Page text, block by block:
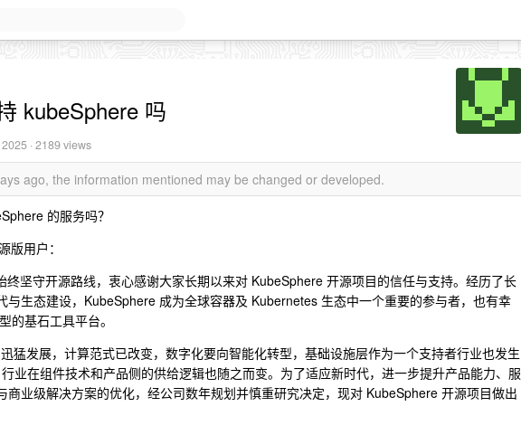
kubeSphere 吗
· 2189 views
ago, the information mentioned may be changed or developed.
的服务吗？
版用户：
终坚守开源路线，衷心感谢大家长期以来对 KubeSphere 开源项目的信任与支持。经历了长
与生态建设，KubeSphere 成为全球容器及 Kubernetes 生态中一个重要的参与者，也有幸
的基石工具平台。
猛发展，计算范式已改变，数字化要向智能化转型，基础设施层作为一个支持者行业也发生
业在组件技术和产品侧的供给逻辑也随之而变。为了适应新时代，进一步提升产品能力、服
商业级解决方案的优化，经公司数年规划并慎重研究决定，现对 KubeSphere 开源项目做出